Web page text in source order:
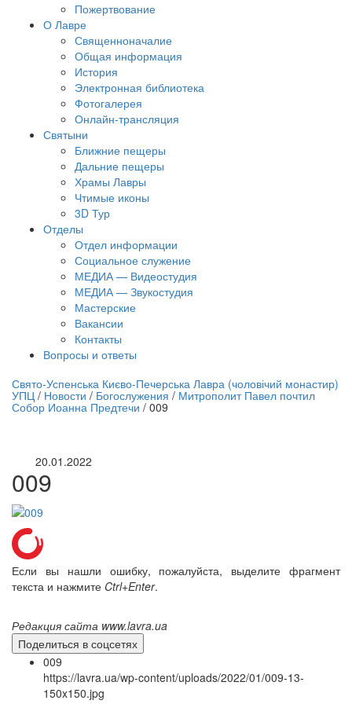
Пожертвование
О Лавре
Священноначалие
Общая информация
История
Электронная библиотека
Фотогалерея
Онлайн-трансляция
Святыни
Ближние пещеры
Дальние пещеры
Храмы Лавры
Чтимые иконы
3D Тур
Отделы
Отдел информации
Социальное служение
МЕДИА — Видеостудия
МЕДИА — Звукостудия
Мастерские
Вакансии
Контакты
Вопросы и ответы
трансляция | 12 сентября
трансляции
Свято-Успенська Києво-Печерська Лавра (чоловічий монастир)
УПЦ / Новости / Богослужения / Митрополит Павел почтил
Собор Иоанна Предтечи / 009
20.01.2022
009
Если вы нашли ошибку, пожалуйста, выделите фрагмент
текста и нажмите Ctrl+Enter.
Редакция сайта www.lavra.ua
Поделиться в соцсетях
009
https://lavra.ua/wp-content/uploads/2022/01/009-13-
150x150.jpg